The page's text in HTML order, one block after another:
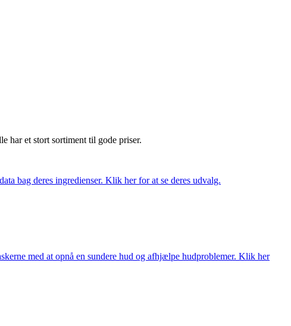
har et stort sortiment til gode priser.
bag deres ingredienser. Klik her for at se deres udvalg.
med at opnå en sundere hud og afhjælpe hudproblemer. Klik her